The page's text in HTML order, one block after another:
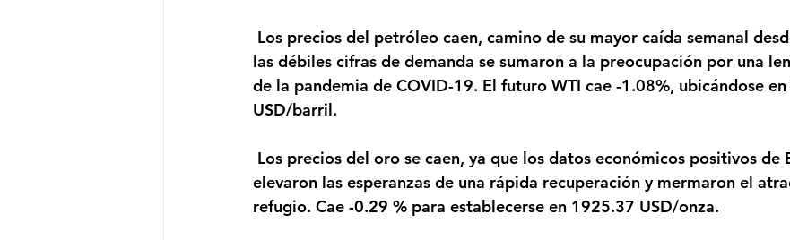
las débiles cifras de demanda se sumaron a la preocupación por una
de la pandemia de COVID-19. El futuro WTI cae -1.08%, ubicándose
USD/barril.
elevaron las esperanzas de una rápida recuperación y mermaron el
refugio. Cae -0.29 % para establecerse en 1925.37 USD/onza.